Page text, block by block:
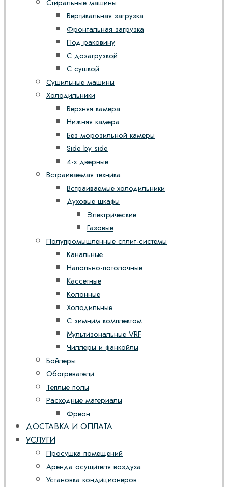
Стиральные машины
Вертикальная загрузка
Фронтальная загрузка
Под раковину
С дозагрузкой
С сушкой
Сушильные машины
Холодильники
Верхняя камера
Нижняя камера
Без морозильной камеры
Side by side
4-х дверные
Встраиваемая техника
Встраиваемые холодильники
Духовые шкафы
Электрические
Газовые
Полупромышленные сплит-системы
Канальные
Напольно-потолочные
Кассетные
Колонные
Холодильные
С зимним комплектом
Мультизональные VRF
Чиллеры и фанкойлы
Бойлеры
Обогреватели
Теплые полы
Расходные материалы
Фреон
ДОСТАВКА И ОПЛАТА
УСЛУГИ
Просушка помещений
Аренда осушителя воздуха
Установка кондиционеров